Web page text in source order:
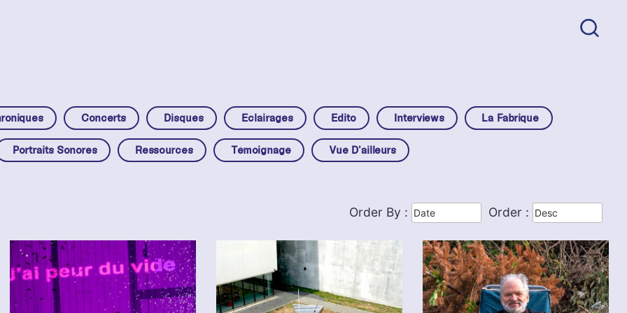
Concerts Disques Eclairages Edito Interviews La Fabrique
Portraits Sonores Ressources Témoignage Vue D'ailleurs
Order By : Order :